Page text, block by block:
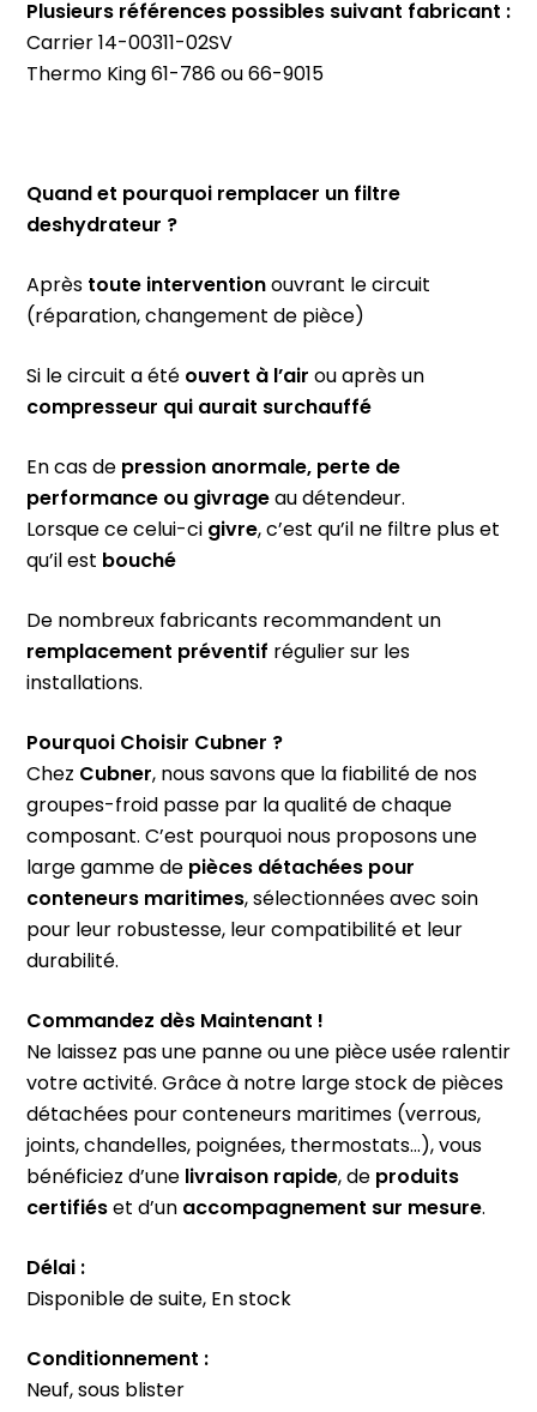
Plusieurs références possibles suivant fabricant :
Carrier 14-00311-02SV
Thermo King 61-786 ou 66-9015
Quand et pourquoi remplacer un filtre
deshydrateur ?
Aprèstoute interventionouvrant le circuit
(réparation, changement de pièce)
Si le circuit a étéouvert à l’airou après un
compresseur qui aurait surchauffé
En cas depression anormale, perte de
performance ou givrageau détendeur.
Lorsque ce celui-cigivre, c’est qu’il ne filtre plus et
qu’il est bouché
De nombreux fabricants recommandent un
remplacement préventif régulier sur les
installations.
Pourquoi Choisir Cubner ?
Chez Cubner, nous savons que la fiabilité de nos
groupes-froid passe par la qualité de chaque
composant. C’est pourquoi nous proposons une
large gamme depièces détachées pour
conteneurs maritimes, sélectionnées avec soin
pour leur robustesse, leur compatibilité et leur
durabilité.
Commandez dès Maintenant !
Ne laissez pas une panne ou une pièce usée ralentir
votre activité. Grâce à notre large stock de pièces
détachées pour conteneurs maritimes (verrous,
joints, chandelles, poignées, thermostats…), vous
bénéficiez d’unelivraison rapide, deproduits
certifiéset d’unaccompagnement sur mesure.
Délai :
Disponible de suite, En stock
Conditionnement :
Neuf, sous blister